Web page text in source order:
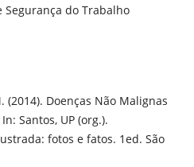
Segurança do Trabalho
(2014). Doenças Não Malignas
Santos, UP (org.).
fotos e fatos. 1ed. São